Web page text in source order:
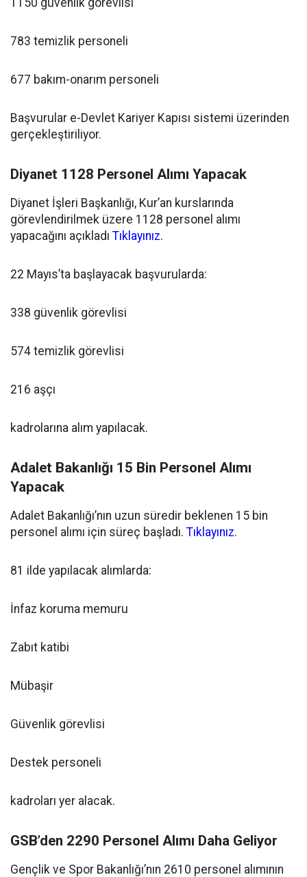
1150 güvenlik görevlisi
783 temizlik personeli
677 bakım-onarım personeli
Başvurular e-Devlet Kariyer Kapısı sistemi üzerinden
gerçekleştiriliyor.
Diyanet 1128 Personel Alımı Yapacak
Diyanet İşleri Başkanlığı, Kur’an kurslarında
görevlendirilmek üzere 1128 personel alımı
yapacağını açıkladı Tıklayınız.
22 Mayıs’ta başlayacak başvurularda:
338 güvenlik görevlisi
574 temizlik görevlisi
216 aşçı
kadrolarına alım yapılacak.
Adalet Bakanlığı 15 Bin Personel Alımı
Yapacak
Adalet Bakanlığı’nın uzun süredir beklenen 15 bin
personel alımı için süreç başladı. Tıklayınız.
81 ilde yapılacak alımlarda:
İnfaz koruma memuru
Zabıt katibi
Mübaşir
Güvenlik görevlisi
Destek personeli
kadroları yer alacak.
GSB’den 2290 Personel Alımı Daha Geliyor
Gençlik ve Spor Bakanlığı’nın 2610 personel alımının